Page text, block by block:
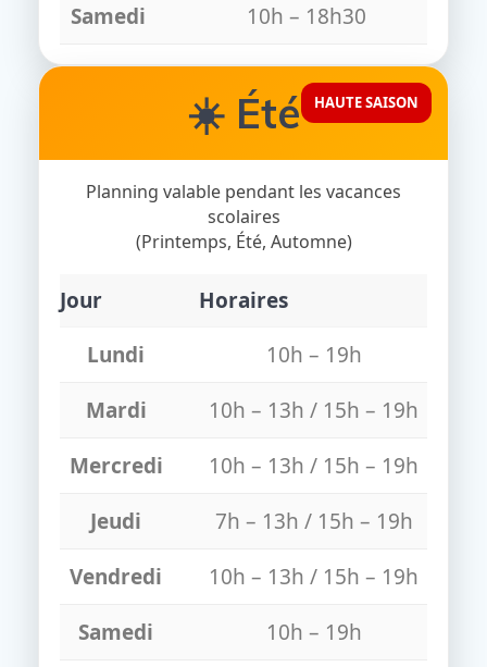
Samedi
10h – 18h30
HAUTE SAISON
☀️ Été
Planning valable pendant les vacances
scolaires
(Printemps, Été, Automne)
Jour
Horaires
Lundi
10h – 19h
Mardi
10h – 13h / 15h – 19h
Mercredi
10h – 13h / 15h – 19h
Jeudi
7h – 13h / 15h – 19h
Vendredi
10h – 13h / 15h – 19h
Samedi
10h – 19h